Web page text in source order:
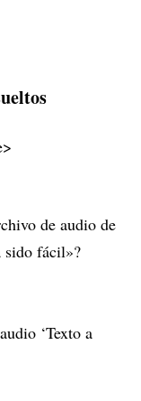
de audio de
sido fácil»?
‘Texto a